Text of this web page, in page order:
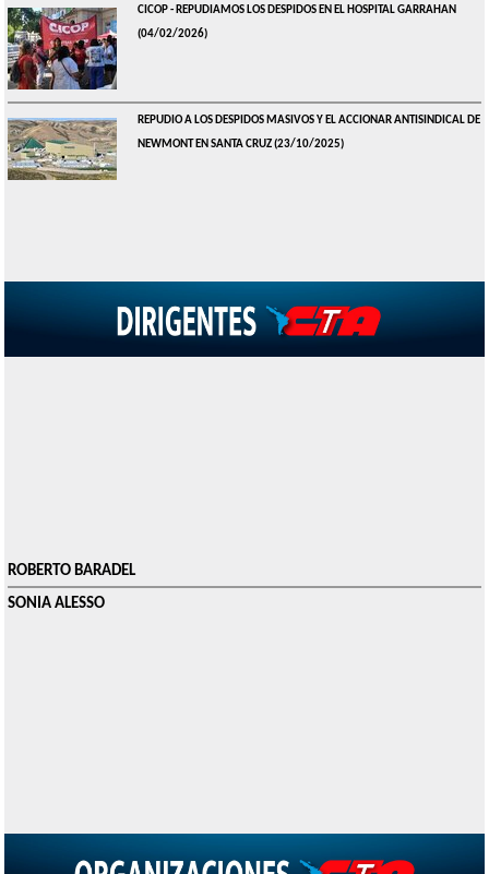
CICOP - REPUDIAMOS LOS DESPIDOS EN EL HOSPITAL GARRAHAN
(04/02/2026)
REPUDIO A LOS DESPIDOS MASIVOS Y EL ACCIONAR ANTISINDICAL DE
NEWMONT EN SANTA CRUZ(23/10/2025)
ROBERTO BARADEL
SONIA ALESSO